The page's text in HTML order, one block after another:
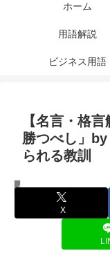
ホーム
用語解説
ビジネス用語
【名言・格
勝つべし」
られる教訓
名言・格言
X